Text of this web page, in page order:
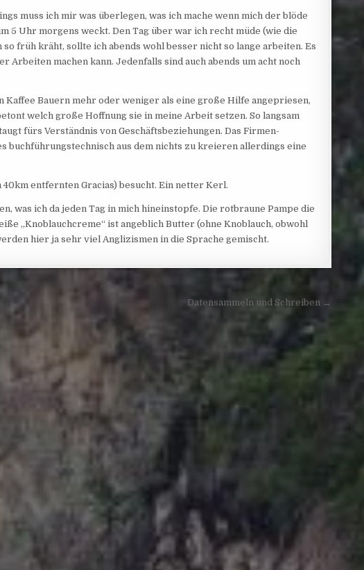
muss ich mir was überlegen, was ich mache wenn mich der blöde
5 Uhr morgens weckt. Den Tag über war ich recht müde (wie die
so früh kräht, sollte ich abends wohl besser nicht so lange arbeiten. Es
Arbeiten machen kann. Jedenfalls sind auch abends um acht noch
Kaffee Bauern mehr oder weniger als eine große Hilfe angepriesen,
welch große Hoffnung sie in meine Arbeit setzen. So langsam
fürs Verständnisvon Geschäftsbeziehungen. Das Firmen-
buchführungstechnisch aus dem nichts zu kreieren allerdings eine
entfernten Gracias) besucht. Ein netter Kerl.
was ich da jeden Tag in mich hineinstopfe. Die rotbraune Pampe die
„Knoblauchcreme“ ist angeblich Butter (ohne Knoblauch, obwohl
hier ja sehr viel Anglizismen in die Sprache gemischt.
Datensammeln und Schreiben →